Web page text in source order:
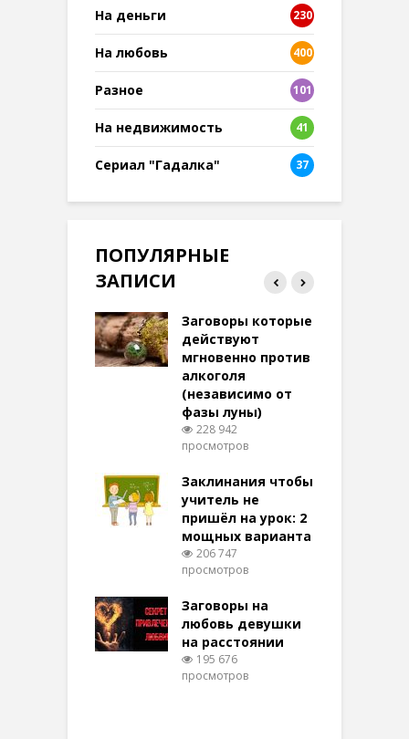
На деньги 230
На любовь 400
Разное
101
8
На недвижимость 41
Сериал "Гадалка" 37
ПОПУЛЯРНЫЕ
ЗАПИСИ
Заговоры которые
действуют
мгновенно против
алкоголя
(независимо от
фазы луны)
228 942
просмотров
Заклинания чтобы
учитель не
пришёл на урок: 2
мощных варианта
206 747
просмотров
Заговоры на
любовь девушки
на расстоянии
195 676
просмотров